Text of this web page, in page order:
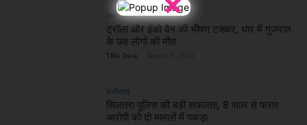
मध्य प्रदेश
ट्रॉला और ईको वैन की भीषण टक्कर, धार में गुजरात
के छह लोगों की मौत
TBN Desk
छत्तीसगढ़
सिलतरा पुलिस की बड़ी सफलता, 8 साल से फरार
आरोपी को दो मामलों में पकड़ा